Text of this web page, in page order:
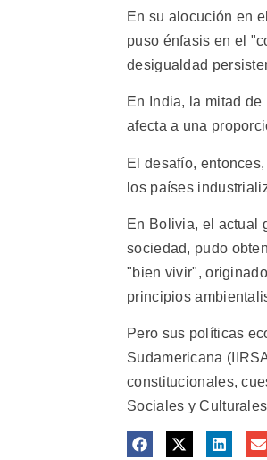
En su alocución en
puso énfasis en el
desigualdad
En India, la mitad
afecta a una
El desafío,
los países
En Bolivia, el actual
sociedad, pudo
"bien vivir",
principios
Pero sus políticas
Sudamericana
constitucionales,
Sociales y